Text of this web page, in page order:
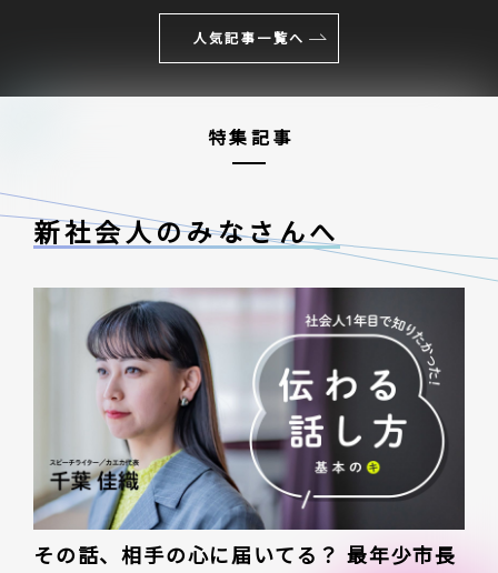
人気記事一覧へ
特集記事
新社会人のみなさんへ
その話、相手の心に届いてる？ 最年少市長